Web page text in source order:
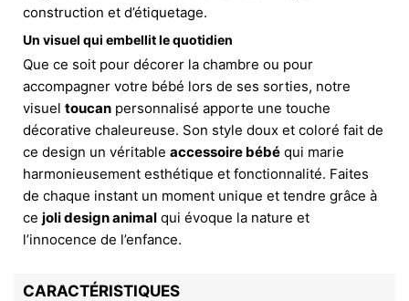
construction et d’étiquetage.
Un visuel qui embellit le quotidien
Que ce soit pour décorer la chambre ou pour
accompagner votre bébé lors de ses sorties, notre
visuel toucan personnalisé apporte une touche
décorative chaleureuse. Son style doux et coloré fait de
ce design un véritable accessoire bébé qui marie
harmonieusement esthétique et fonctionnalité. Faites
de chaque instant un moment unique et tendre grâce à
ce joli design animal qui évoque la nature et
l’innocence de l’enfance.
CARACTÉRISTIQUES